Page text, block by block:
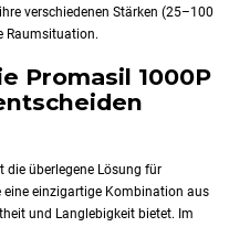
verschiedenen Stärken (25–100
Raumsituation.
Promasil 1000P
überlegene Lösung für
einzigartige Kombination aus
und Langlebigkeit bietet. Im